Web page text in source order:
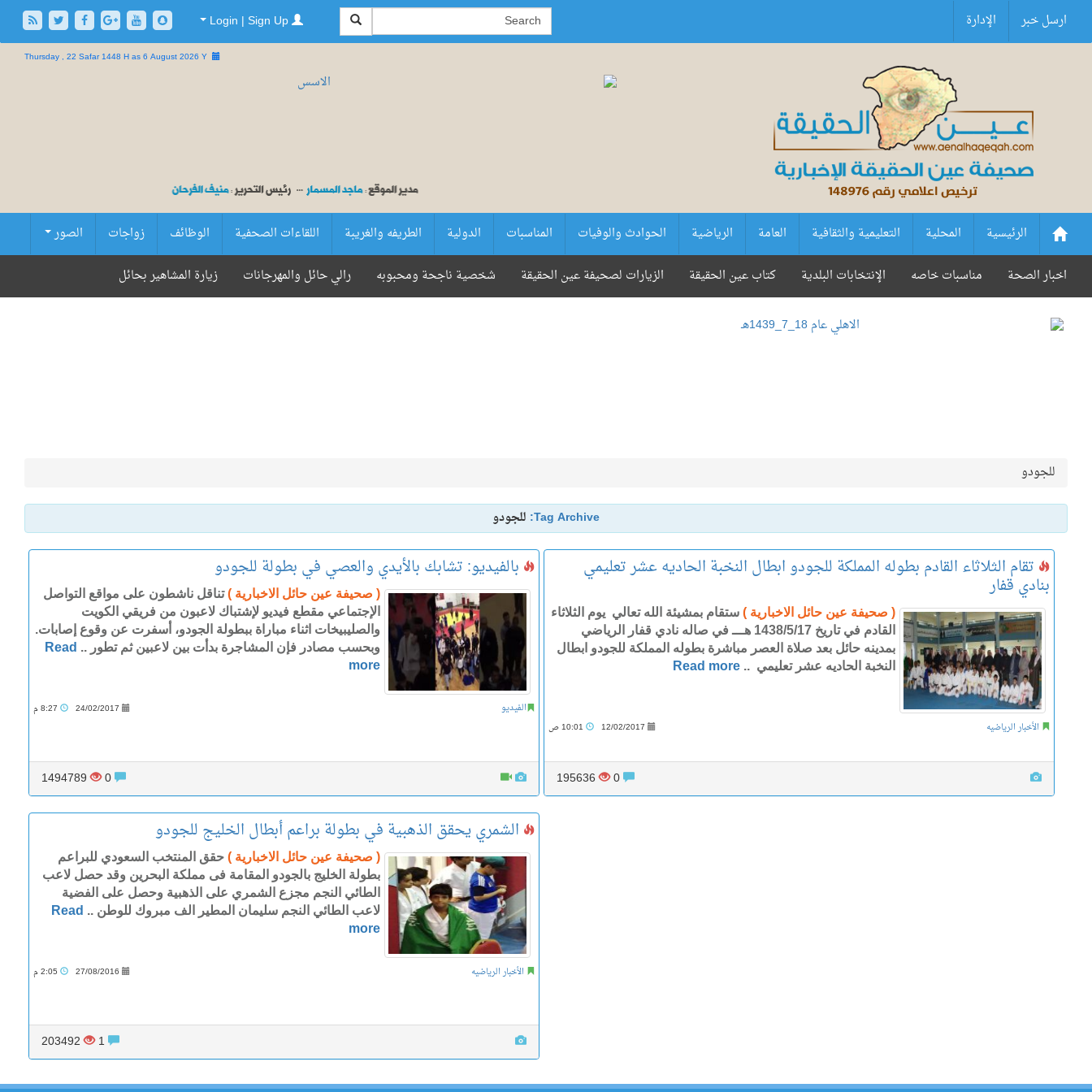
ارسل خبر الإدارة
Thursday , 22 Safar 1448 H as6 August 2026 Y
الرئيسية المحلية التعليمية والثقافية العامة الرياضية الحوادث والوفيات المناسبات الدولية الطريفه والغريبة اللقاءات الصحفية الوظائف زواجات
الصور
زيارة المشاهير بحائل
رالي حائل والمهرجانات شخصية ناجحة ومحبوبه الزيارات لصحيفة عين الحقيقة كتاب عين الحقيقة الإنتخابات البلدية مناسبات خاصه اخبار الصحة
للجودو
Tag Archive: للجودو
بالفيديو: تشابك بالأيدي والعصي في بطولة للجودو
( صحيفة عين حائل الاخبارية )تناقل ناشطون على مواقع التواصل
الإجتماعي مقطع فيديو لإشتباك لاعبون من فريقي الكويت
والصليبيخات اثناء مباراة ببطولة الجودو، أسفرت عن وقوع إصابات.
وبحسب مصادر فإن المشاجرة بدأت بين لاعبين ثم تطور .. Read
more
الفيديو 24/02/2017
1494789
تقام الثلاثاء القادم بطوله المملكة للجودو ابطال النخبة الحاديه عشر تعليمي
بنادي قفار
( صحيفة عين حائل الاخبارية ) ستقام بمشيئة الله تعالي يوم الثلاثاء
القادم في تاريخ 1438/5/17 هـــ في صاله نادي قفار الرياضي
بمدينه حائل بعد صلاة العصر مباشرة بطوله المملكة للجودو ابطال
النخبة الحاديه عشر تعليمي .. Read more
الأخبار الرياضيه 12/02/2017 10:01 ص
0
195636
الشمري يحقق الذهبية في بطولة براعم أبطال الخليج للجودو
( صحيفة عين حائل الاخبارية ) حقق المنتخب السعودي للبراعم
بطولة الخليج بالجودو المقامة فى مملكة البحرين وقد حصل لاعب
الطائي النجم مجزع الشمري على الذهبية وحصل على الفضية
لاعب الطائي النجم سليمان المطير الف مبروك للوطن .. Read
more
الأخبار الرياضيه 27/08/2016
203492